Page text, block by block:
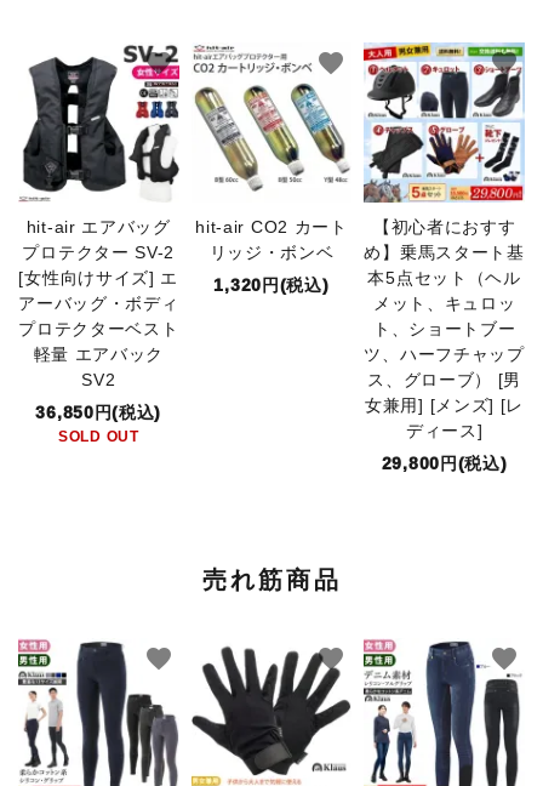
hit-air エアバッグ
プロテクター SV-2
[女性向けサイズ] エ
アーバッグ・ボディ
プロテクターベスト
軽量 エアバック
SV2
36,850円(税込)
SOLD OUT
favorite
hit-air CO2 カート
リッジ・ボンベ
1,320円(税込)
favorite
【初心者におすす
め】乗馬スタート基
本5点セット（ヘル
メット、キュロッ
ト、ショートブー
ツ、ハーフチャップ
ス、グローブ） [男
女兼用] [メンズ] [レ
ディース]
29,800円(税込)
favorite
売れ筋商品
favorite favorite favorite